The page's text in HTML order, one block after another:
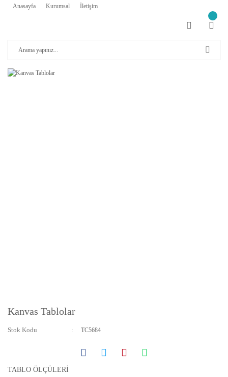
Anasayfa Kurumsal İletişim
Kanvas Tablolar
Stok Kodu TC5684
TABLO ÖLÇÜLERİ